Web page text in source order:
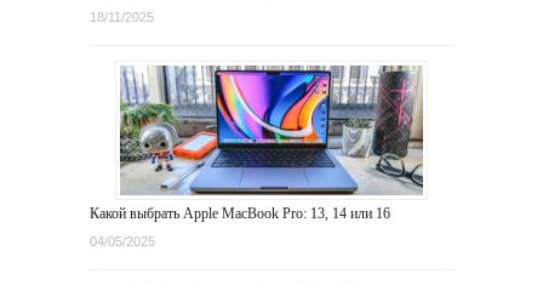
18/11/2025
Какой выбрать Apple MacBook Pro: 13, 14 или 16
04/05/2025